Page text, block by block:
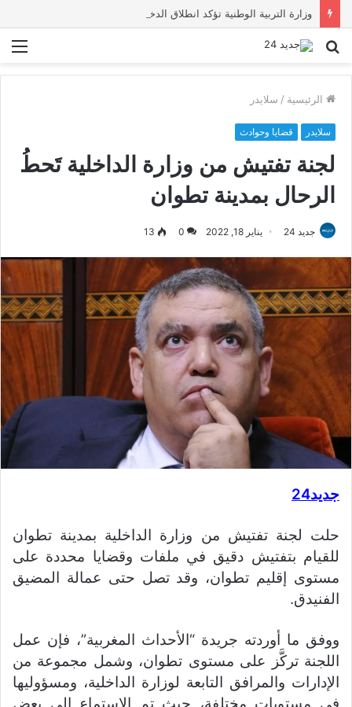
بحث
الرئيسية / سلايدر
سلايدر قضايا وحوادث
لجنة تفتيش من وزارة الداخلية تَحطُ
الرحال بمدينة تطوان
جديد 24 يناير 18, 2022 0
13
جديد24
حلت لجنة تفتيش من وزارة الداخلية بمدينة تطوان
للقيام بتفتيش دقيق في ملفات وقضايا محددة على
مستوى إقليم تطوان، وقد تصل حتى عمالة المضيق
الفنيدق.
ووفق ما أوردته جريدة “الأحداث المغربية”، فإن عمل
اللجنة تركَّز على مستوى تطوان، وشمل مجموعة من
الإدارات والمرافق التابعة لوزارة الداخلية، ومسؤوليها
في مستويات مختلفة، حيث تم الاستماع إلى بعض